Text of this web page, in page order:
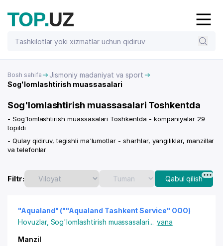
Bosh sahifa
Jismoniy madaniyat va sport
Sog'lomlashtirish muassasalari
Sog'lomlashtirish muassasalari Toshkentda
- Sog'lomlashtirish muassasalari Toshkentda - kompaniyalar 29
topildi
- Qulay qidiruv, tegishli ma'lumotlar - sharhlar, yangiliklar, manzillar
va telefonlar
Filtr: Qabul qilish
"Aqualand" (""Aqualand Tashkent Service" OOO)
Hovuzlar, Sog'lomlashtirish muassasalari... yana
Manzil